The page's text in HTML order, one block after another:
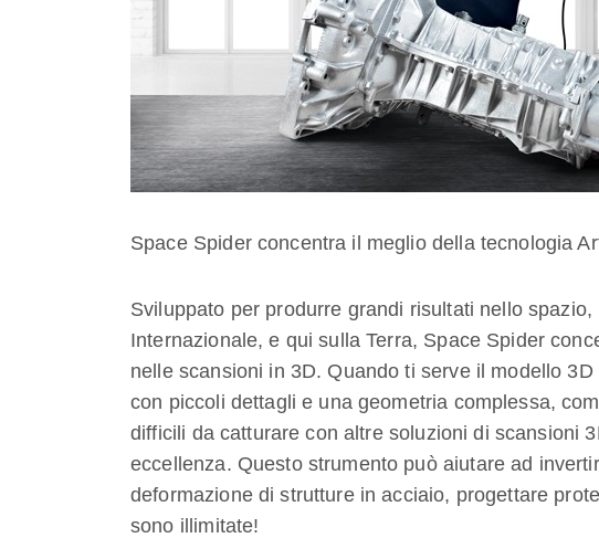
Space Spider concentra il meglio della tecnologia
Sviluppato per produrre grandi risultati nello
Internazionale, e qui sulla Terra, Space Spider
nelle scansioni in 3D. Quando ti serve il modello
con piccoli dettagli e una geometria complessa,
difficili da catturare con altre soluzioni di scansioni
eccellenza. Questo strumento può aiutare ad
deformazione di strutture in acciaio, progettare
sono illimitate!